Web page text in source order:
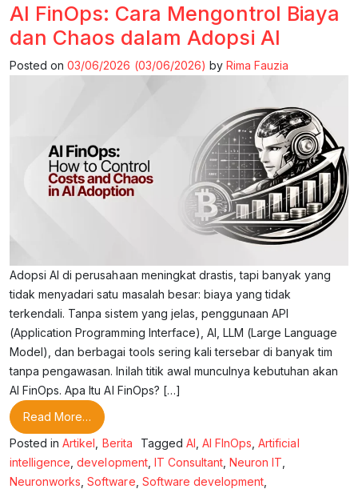
AI FinOps: Cara Mengontrol Biaya
dan Chaos dalam Adopsi AI
Posted on03/06/2026 (03/06/2026) by Rima Fauzia
Adopsi AI di perusahaan meningkat drastis, tapi banyak yang
tidak menyadari satu masalah besar: biaya yang tidak
terkendali. Tanpa sistem yang jelas, penggunaan API
(Application Programming Interface), AI, LLM (Large Language
Model), dan berbagai tools sering kali tersebar di banyak tim
tanpa pengawasan. Inilah titik awal munculnya kebutuhan akan
AI FinOps. Apa Itu AI FinOps? […]
Read More… from AI FinOps: Cara Mengontrol Biaya dan
Posted inArtikel , Berita Tagged AI , AI FInOps,Artificial
intelligence,development, IT Consultant, Neuron IT,
Neuronworks,Software, Software development,